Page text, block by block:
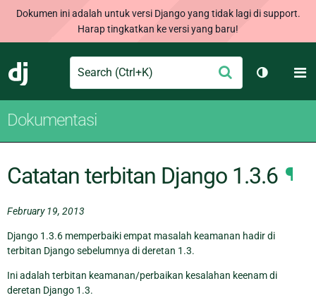
Dokumen ini adalah untuk versi Django yang tidak lagi di support.
Harap tingkatkan ke versi yang baru!
Django
Search Ajukan
Ganti
Dokumentasi
Catatan terbitan Django 1.3.6 ¶
February 19, 2013
Django 1.3.6 memperbaiki empat masalah keamanan hadir di
terbitan Django sebelumnya di deretan 1.3.
Ini adalah terbitan keamanan/perbaikan kesalahan keenam di
deretan Django 1.3.